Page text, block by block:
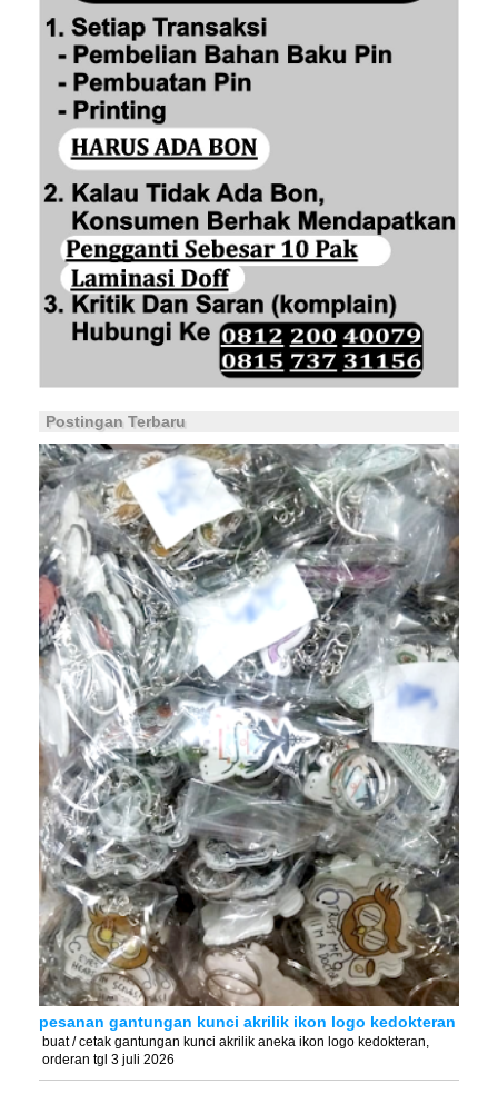
Postingan Terbaru
pesanan gantungan kunci akrilik ikon logo kedokteran
buat / cetak gantungan kunci akrilik aneka ikon logo kedokteran,
orderan tgl 3 juli 2026